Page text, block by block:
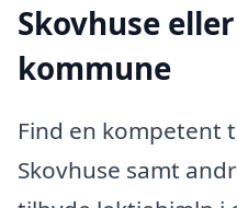
Skovhuse
kommune
Find en kompetent
Skovhuse samt